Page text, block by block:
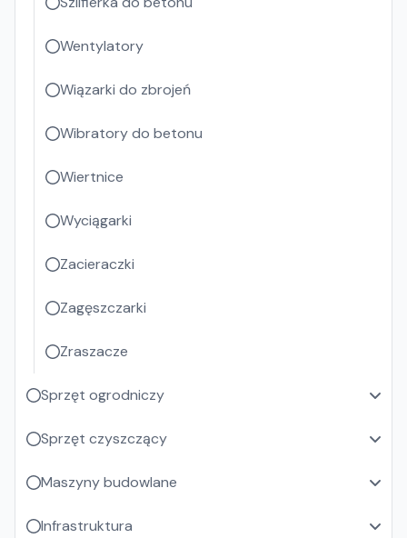
Wentylatory
Wiązarki do zbrojeń
Wibratory do betonu
Wiertnice
Wyciągarki
Zacieraczki
Zagęszczarki
Zraszacze
Sprzęt ogrodniczy
Sprzęt czyszczący
Maszyny budowlane
Infrastruktura